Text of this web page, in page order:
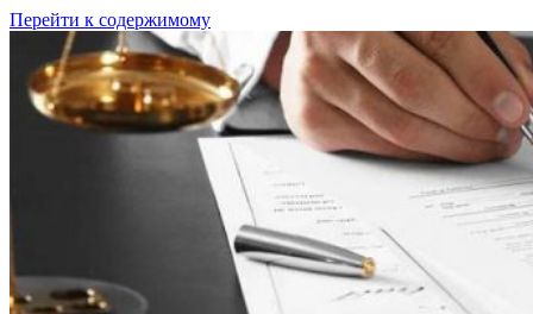
Перейти к содержимому